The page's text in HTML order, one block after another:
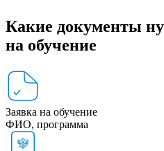
Какие документы
на обучение
Заявка на обучение
ФИО, программа